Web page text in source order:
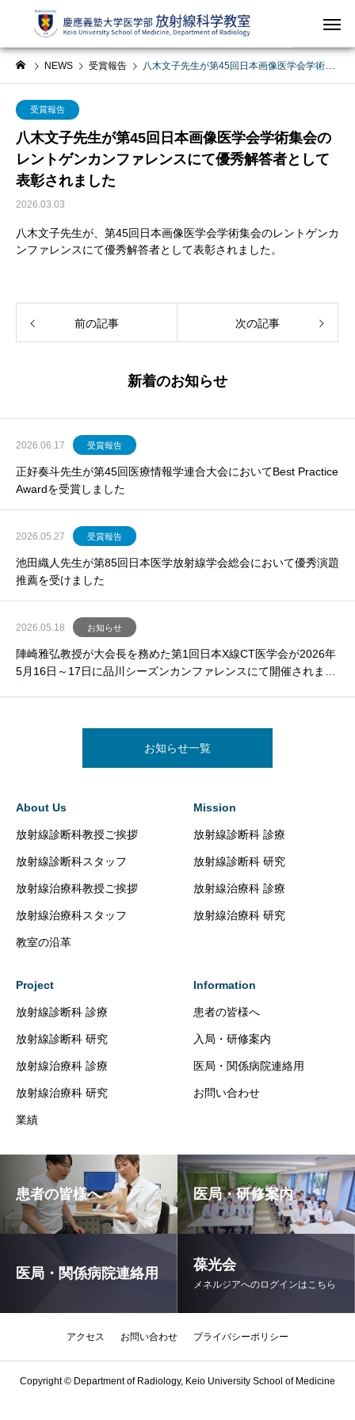
NEWS 受賞報告 八木文子先生が第45回日本画像医学会学術集会のレントゲンカンファレンスにて優秀解答者として表彰されました
受賞報告
八木文子先生が第45回日本画像医学会学術集会の
レントゲンカンファレンスにて優秀解答者として
表彰されました
2026.03.03
八木文子先生が、第45回日本画像医学会学術集会のレントゲンカ
ンファレンスにて優秀解答者として表彰されました。
前の記事 次の記事
新着のお知らせ
2026.06.17 受賞報告
正好奏斗先生が第45回医療情報学連合大会においてBest Practice
Awardを受賞しました
2026.05.27 受賞報告
池田織人先生が第85回日本医学放射線学会総会において優秀演題
推薦を受けました
2026.05.18 お知らせ
陣崎雅弘教授が大会長を務めた第1回日本X線CT医学会が2026年
5月16日～17日に品川シーズンカンファレンスにて開催されまし
た。
お知らせ一覧
About Us
放射線診断科教授ご挨拶
放射線診断科スタッフ
放射線治療科教授ご挨拶
放射線治療科スタッフ
教室の沿革
Mission
放射線診断科 診療
放射線診断科 研究
放射線治療科 診療
放射線治療科 研究
Project
放射線診断科 診療
放射線診断科 研究
放射線治療科 診療
放射線治療科 研究
業績
Information
患者の皆様へ
入局・研修案内
医局・関係病院連絡用
お問い合わせ
患者の皆様へ 医局・研修案内
医局・関係病院連絡用
葆光会
メネルジアへのログインはこちら
アクセス お問い合わせ プライバシーポリシー
Copyright © Department of Radiology, Keio University School of Medicine